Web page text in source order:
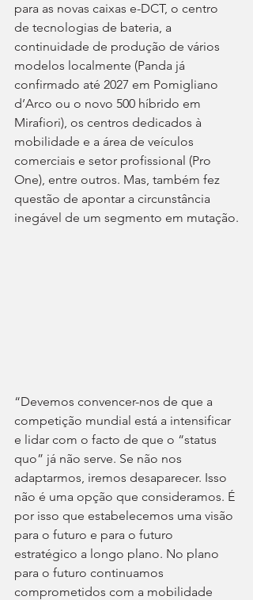
para as novas caixas e-DCT, o centro
de tecnologias de bateria, a
continuidade de produção de vários
modelos localmente (Panda já
confirmado até 2027 em Pomigliano
d’Arco ou o novo 500 híbrido em
Mirafiori), os centros dedicados à
mobilidade e a área de veículos
comerciais e setor profissional (Pro
One), entre outros. Mas, também fez
questão de apontar a circunstância
inegável de um segmento em mutação.
“Devemos convencer-nos de que a
competição mundial está a intensificar
e lidar com o facto de que o “status
quo” já não serve. Se não nos
adaptarmos, iremos desaparecer. Isso
não é uma opção que consideramos. É
por isso que estabelecemos uma visão
para o futuro e para o futuro
estratégico a longo plano. No plano
para o futuro continuamos
comprometidos com a mobilidade